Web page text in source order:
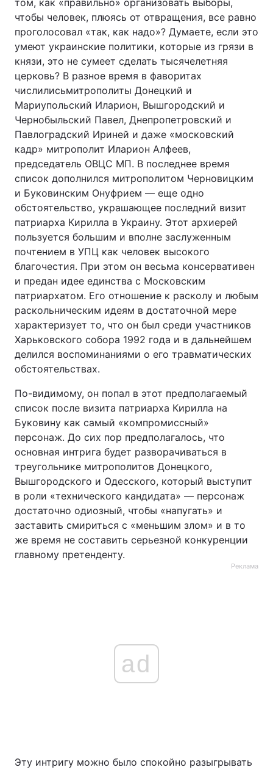
том, как «правильно» организовать выборы,
чтобы человек, плюясь от отвращения, все равно
проголосовал «так, как надо»? Думаете, если это
умеют украинские политики, которые из грязи в
князи, это не сумеет сделать тысячелетняя
церковь? В разное время в фаворитах
числилисьмитрополиты Донецкий и
Мариупольский Иларион, Вышгородский и
Чернобыльский Павел, Днепропетровский и
Павлоградский Ириней и даже «московский
кадр» митрополит Иларион Алфеев,
председатель ОВЦС МП. В последнее время
список дополнился митрополитом Черновицким
и Буковинским Онуфрием — еще одно
обстоятельство, украшающее последний визит
патриарха Кирилла в Украину. Этот архиерей
пользуется большим и вполне заслуженным
почтением в УПЦ как человек высокого
благочестия. При этом он весьма консервативен
и предан идее единства с Московским
патриархатом. Его отношение к расколу и любым
раскольническим идеям в достаточной мере
характеризует то, что он был среди участников
Харьковского собора 1992 года и в дальнейшем
делился воспоминаниями о его травматических
обстоятельствах.
По-видимому, он попал в этот предполагаемый
список после визита патриарха Кирилла на
Буковину как самый «компромиссный»
персонаж. До сих пор предполагалось, что
основная интрига будет разворачиваться в
треугольнике митрополитов Донецкого,
Вышгородского и Одесского, который выступит
в роли «технического кандидата» — персонаж
достаточно одиозный, чтобы «напугать» и
заставить смириться с «меньшим злом» и в то
же время не составить серьезной конкуренции
главному претенденту.
Реклама
ad
Эту интригу можно было спокойно разыгрывать